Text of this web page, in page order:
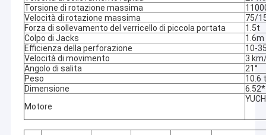
Torsione di rotazione massima
Velocità di rotazione massima
75/
Forza di sollevamento del verricello di piccola portata
1.5t
Colpo di Jacks
1.6m
Efficienza della perforazione
10-
Velocità di movimento
3
Angolo di salita
21°
Peso
10.6 t
Dimensione
Motore